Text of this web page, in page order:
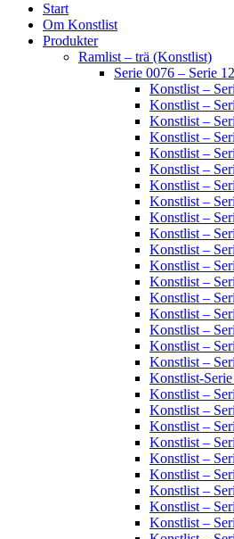
Start
Om Konstlist
Produkter
Ramlist – trä (Konstlist)
Serie 0076 – Serie
Konstlist –
Konstlist –
Konstlist –
Konstlist –
Konstlist –
Konstlist –
Konstlist –
Konstlist –
Konstlist –
Konstlist –
Konstlist –
Konstlist –
Konstlist –
Konstlist –
Konstlist –
Konstlist –
Konstlist –
Konstlist –
Konstlist-
Konstlist –
Konstlist –
Konstlist –
Konstlist –
Konstlist –
Konstlist –
Konstlist –
Konstlist –
Konstlist –